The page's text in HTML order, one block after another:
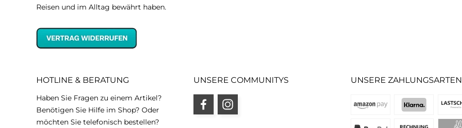
Reisen und im Alltag bewährt haben.
HOTLINE & BERATUNG
Haben Sie Fragen zu einem Artikel?
Benötigen Sie Hilfe im Shop? Oder
möchten Sie telefonisch bestellen?
UNSERE COMMUNITYS UNSERE ZAHLUNGSARTEN